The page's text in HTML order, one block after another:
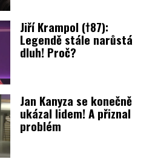
Jiří Krampol (†87):
Legendě stále narůstá
dluh! Proč?
Jan Kanyza se konečně
ukázal lidem! A přiznal
problém